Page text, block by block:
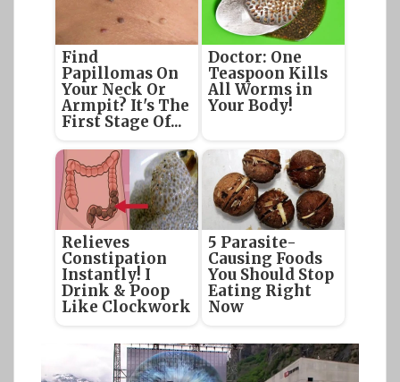
Find
Papillomas On
Your Neck Or
Armpit? It's The
First Stage Of...
Doctor: One
Teaspoon Kills
All Worms in
Your Body!
Relieves
Constipation
Instantly! I
Drink & Poop
Like Clockwork
5 Parasite-
Causing Foods
You Should Stop
Eating Right
Now